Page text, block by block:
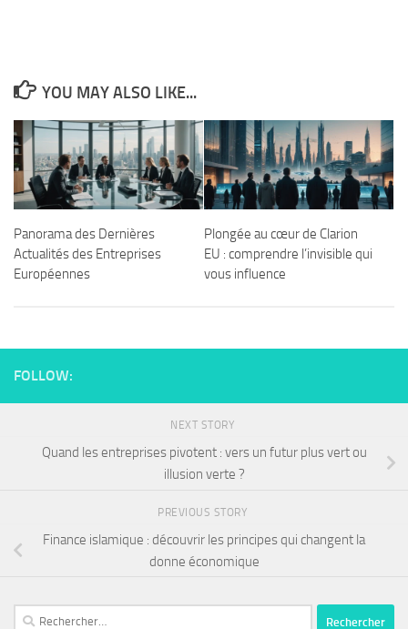
YOU MAY ALSO LIKE...
Panorama des Dernières
Actualités des Entreprises
Européennes
Plongée au cœur de Clarion
EU : comprendre l’invisible qui
vous influence
FOLLOW:
NEXT STORY
Quand les entreprises pivotent : vers un futur plus vert ou
illusion verte ?
PREVIOUS STORY
Finance islamique : découvrir les principes qui changent la
donne économique